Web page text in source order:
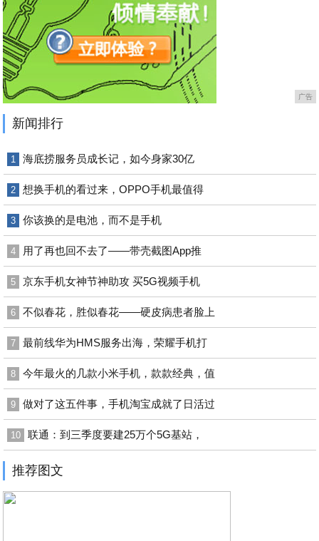
广告
新闻排行
1 海底捞服务员成长记，如今身家30亿
2 想换手机的看过来，OPPO手机最值得
3 你该换的是电池，而不是手机
4 用了再也回不去了——带壳截图App推
5 京东手机女神节神助攻 买5G视频手机
6 不似春花，胜似春花——硬皮病患者脸上
7 最前线华为HMS服务出海，荣耀手机打
8 今年最火的几款小米手机，款款经典，值
9 做对了这五件事，手机淘宝成就了日活过
10 联通：到三季度要建25万个5G基站，
推荐图文